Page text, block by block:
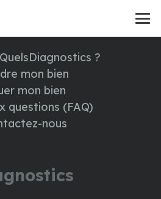
?
mon bien
mon bien
questions (FAQ)
nous